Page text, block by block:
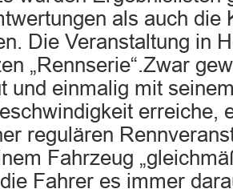
als auch die
Die Veranstaltung in
„Rennserie“.Zwar
und einmalig mit
erreiche,
regulären
Fahrzeug
Fahrer es immer